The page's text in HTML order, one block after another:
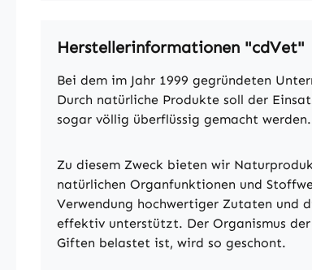
Herstellerinformationen "cdVet"
Bei dem im Jahr 1999 gegründeten
Durch natürliche Produkte soll der
sogar völlig überflüssig gemacht werden.
Zu diesem Zweck bieten wir
natürlichen Organfunktionen und
Verwendung hochwertiger Zutaten und
effektiv unterstützt. Der Organismus
Giften belastet ist, wird so geschont.